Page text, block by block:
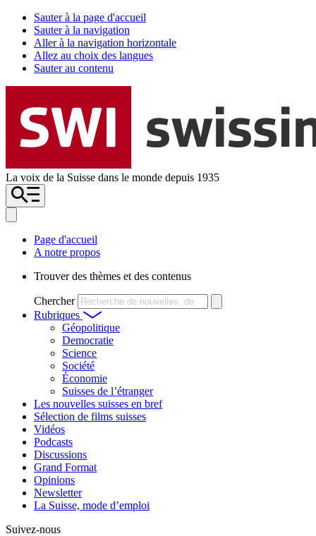
Sauter à la page d'accueil
Sauter à la navigation
Aller à la navigation horizontale
Allez au choix des langues
Sauter au contenu
La voix de la Suisse dans le monde depuis 1935
Page d'accueil
A notre propos
Trouver des thèmes et des contenus
Chercher
Rubriques
Géopolitique
Democratie
Science
Société
Économie
Suisses de l’étranger
Les nouvelles suisses en bref
Sélection de films suisses
Vidéos
Podcasts
Discussions
Grand Format
Opinions
Newsletter
La Suisse, mode d’emploi
Suivez-nous